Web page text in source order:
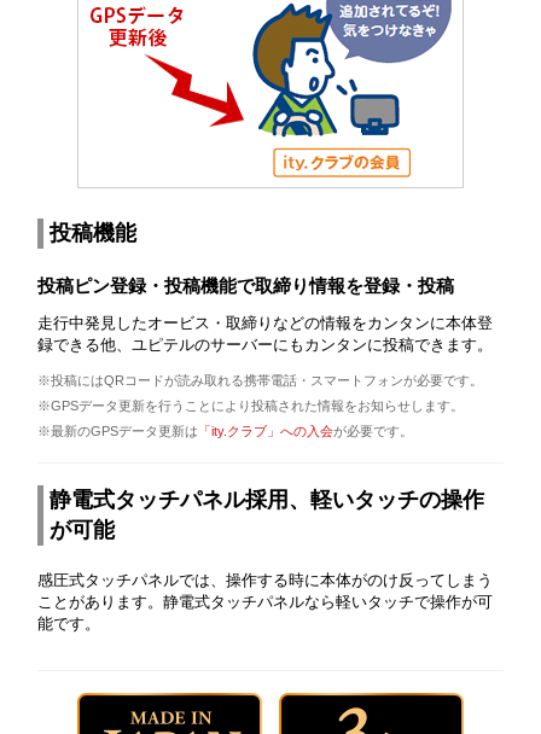
投稿機能
投稿ピン登録・投稿機能で取締り情報を登録・投稿
走行中発見したオービス・取締りなどの情報をカンタンに本体登
録できる他、ユピテルのサーバーにもカンタンに投稿できます。
※投稿にはQRコードが読み取れる携帯電話・スマートフォンが必要です。
※GPSデータ更新を行うことにより投稿された情報をお知らせします。
※最新のGPSデータ更新は 「ity.クラブ」への入会が必要です。
静電式タッチパネル採用、軽いタッチの操作
が可能
感圧式タッチパネルでは、操作する時に本体がのけ反ってしまう
ことがあります。静電式タッチパネルなら軽いタッチで操作が可
能です。